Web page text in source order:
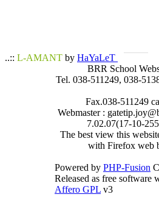
..:: L-AMANT by HaYaLeT
BRR School
Tel. 038-511249, 038-
Fax.038-511249
Webmaster :
7.02.07(17-10-
The best view this
with Firefox web
Powered by PHP-Fusion
Released as free software
Affero GPL v3